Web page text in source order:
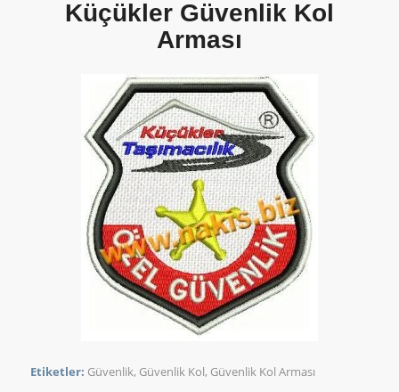
Küçükler Güvenlik Kol
Arması
Etiketler: Güvenlik, Güvenlik Kol, Güvenlik Kol Arması